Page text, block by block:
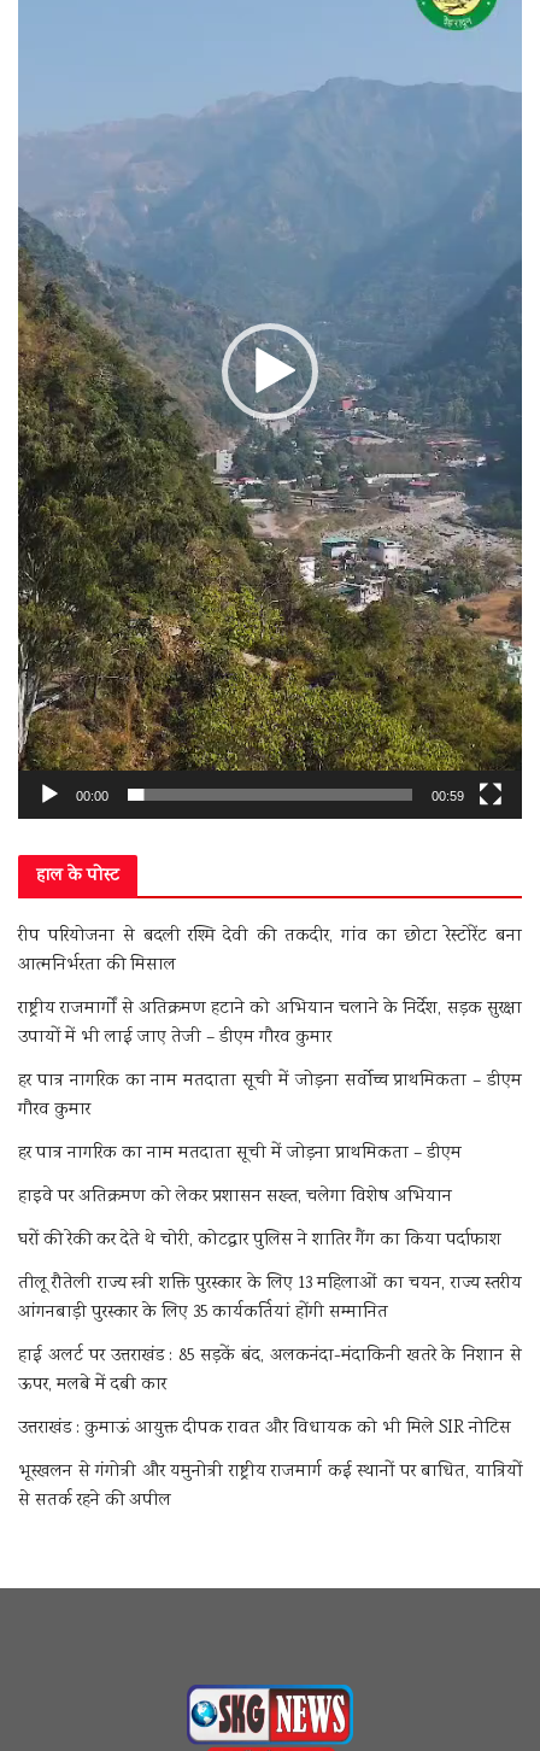
00:00 00:59
हाल के पोस्ट
रीप परियोजना से बदली रश्मि देवी की तकदीर, गांव का छोटा रेस्टोरेंट बना
आत्मनिर्भरता की मिसाल
राष्ट्रीय राजमार्गों से अतिक्रमण हटाने को अभियान चलाने के निर्देश, सड़क सुरक्षा
उपायों में भी लाई जाए तेजी – डीएम गौरव कुमार
हर पात्र नागरिक का नाम मतदाता सूची में जोड़ना सर्वोच्च प्राथमिकता – डीएम
गौरव कुमार
हर पात्र नागरिक का नाम मतदाता सूची में जोड़ना प्राथमिकता – डीएम
हाइवे पर अतिक्रमण को लेकर प्रशासन सख्त, चलेगा विशेष अभियान
घरों की रेकी कर देते थे चोरी, कोटद्वार पुलिस ने शातिर गैंग का किया पर्दाफाश
तीलू रौतेली राज्य स्त्री शक्ति पुरस्कार के लिए 13 महिलाओं का चयन, राज्य स्तरीय
आंगनबाड़ी पुरस्कार के लिए 35 कार्यकर्तियां होंगी सम्मानित
हाई अलर्ट पर उत्तराखंड : 85 सड़कें बंद, अलकनंदा-मंदाकिनी खतरे के निशान से
ऊपर, मलबे में दबी कार
उत्तराखंड : कुमाऊं आयुक्त दीपक रावत और विधायक को भी मिले SIR नोटिस
भूस्खलन से गंगोत्री और यमुनोत्री राष्ट्रीय राजमार्ग कई स्थानों पर बाधित, यात्रियों
से सतर्क रहने की अपील